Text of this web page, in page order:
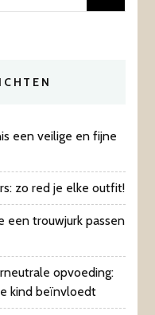
een veilige en fijne
zo red je elke outfit!
een trouwjurk passen
opvoeding:
kind beïnvloedt